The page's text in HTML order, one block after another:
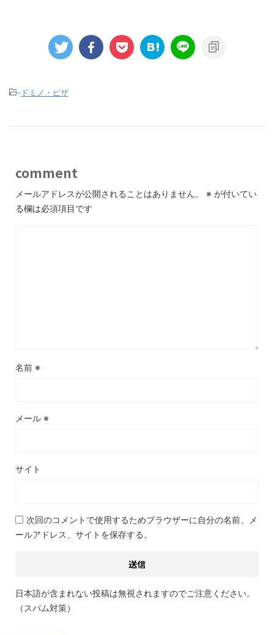
- ドミノ・ピザ
comment
メールアドレスが公開されることはありません。 ※ が付いてい
る欄は必須項目です
名前 ※
メール ※
サイト
次回のコメントで使用するためブラウザーに自分の名前、メ
ールアドレス、サイトを保存する。
日本語が含まれない投稿は無視されますのでご注意ください。
（スパム対策）